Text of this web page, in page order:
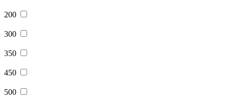
200
300
350
450
500